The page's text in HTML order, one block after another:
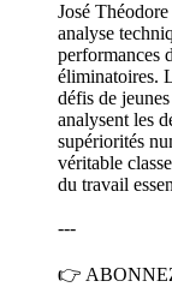
José
analyse
performances
éliminatoires.
défis de
analysent les
supériorités
véritable
du travail
---
👉